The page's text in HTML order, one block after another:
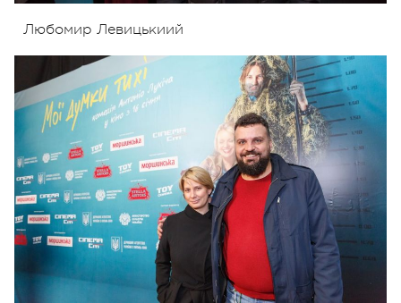
Любомир Левицькиий